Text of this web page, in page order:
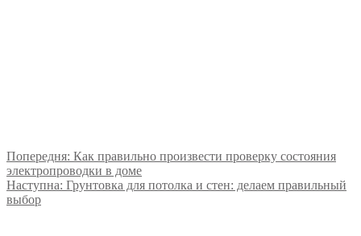
Попередня: Как правильно произвести проверку состояния
электропроводки в доме
Наступна: Грунтовка для потолка и стен: делаем правильный
выбор